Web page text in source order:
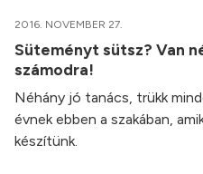
2016. NOVEMBER 27.
Süteményt sütsz? Van
számodra!
Néhány jó tanács, trükk
évnek ebben a szakában,
készítünk.